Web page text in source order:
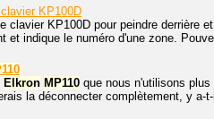
clavier KP100D
clavier KP100D pour peindre derrière
et indique le numéro d'une zone.
Elkron MP110 que nous n'utilisons
la déconnecter complètement, y a-t-